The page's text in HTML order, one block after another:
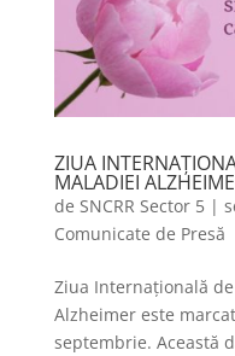
ZIUA
MALADIEI
de SNCRR Sector 5|
Comunicate de Presă
Ziua Internațională
Alzheimer este
septembrie. Această